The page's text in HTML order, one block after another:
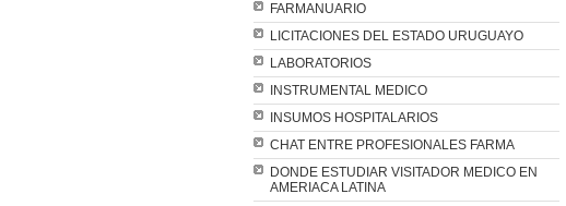
FARMANUARIO
LICITACIONES DEL ESTADO URUGUAYO
LABORATORIOS
INSTRUMENTAL MEDICO
INSUMOS HOSPITALARIOS
CHAT ENTRE PROFESIONALES FARMA
DONDE ESTUDIAR VISITADOR MEDICO EN
AMERIACA LATINA